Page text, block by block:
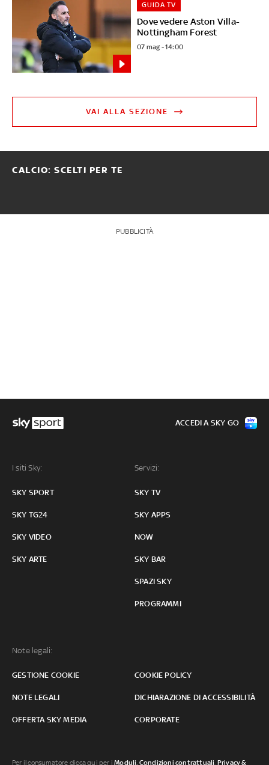
Dove vedere Aston Villa-
Nottingham Forest
GUIDA TV
07 mag - 14:00
VAI ALLA SEZIONE
CALCIO: SCELTI PER TE
PUBBLICITÀ
I siti Sky:
SKY SPORT
SKY TG24
SKY VIDEO
SKY ARTE
Servizi:
SKY TV
SKY APPS
NOW
SKY BAR
SPAZI SKY
PROGRAMMI
Note legali:
GESTIONE COOKIE COOKIE POLICY
NOTE LEGALI DICHIARAZIONE DI ACCESSIBILITÀ
OFFERTA SKY MEDIA CORPORATE
ACCEDI A SKY GO
Per il consumatore clicca qui per iModuli, Condizioni contrattuali, Privacy &